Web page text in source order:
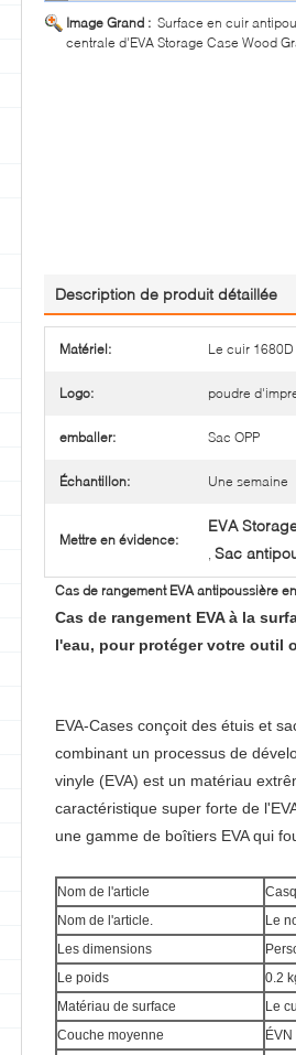
Image Grand : Surface en cuir
centrale d'EVA Storage Case Wood
Description de produit détaillée
Matériel: Le cuir 1680D
Logo: poudre
emballer: Sac OPP
Échantillon: Une semaine
Mettre en évidence:
EVA
, Sac
Cas de rangement EVA antipoussière
Cas de rangement EVA à la
l'eau, pour protéger votre outil
EVA-Cases conçoit des étuis et
combinant un processus de
vinyle (EVA) est un matériau
caractéristique super forte de
une gamme de boîtiers EVA qui
Nom de l'article
Nom de l'article.
Le
Les dimensions
Le poids
0.2
Matériau de surface
Le
Couche moyenne
ÉVN